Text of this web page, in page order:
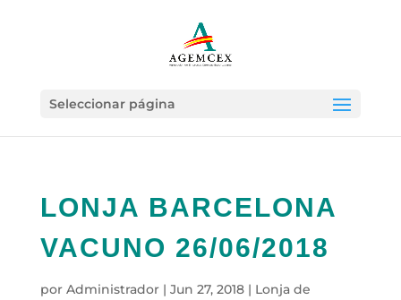
Seleccionar página
LONJA BARCELONA
VACUNO 26/06/2018
por Administrador| Jun 27, 2018| Lonja de